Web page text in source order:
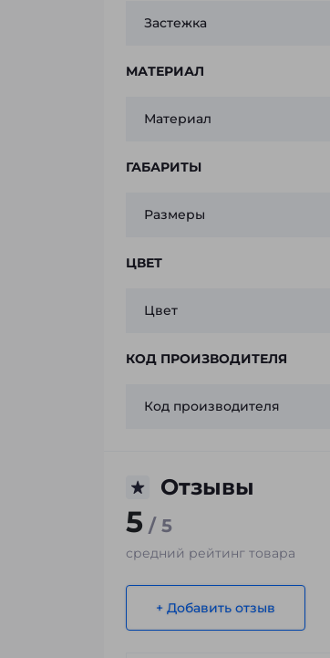
Застежка
МАТЕРИАЛ
Материал
ГАБАРИТЫ
Размеры
ЦВЕТ
Цвет
КОД ПРОИЗВОДИТЕЛЯ
Код производителя
Отзывы
5 / 5
средний рейтинг товара
+ Добавить отзыв